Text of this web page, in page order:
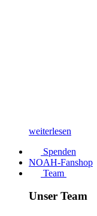
weiterlesen
Spenden
NOAH-Fanshop
Team
Unser Team